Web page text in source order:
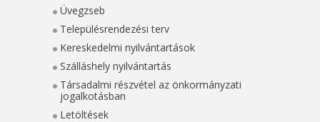
Üvegzseb
Településrendezési terv
Kereskedelmi nyilvántartások
Szálláshely nyilvántartás
Társadalmi részvétel az önkormányzati
jogalkotásban
Letöltések